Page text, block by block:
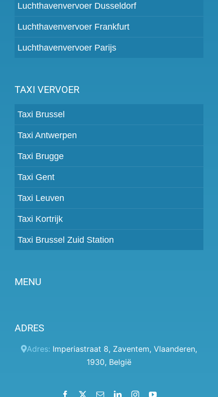
Luchthavenvervoer Dusseldorf
Luchthavenvervoer Frankfurt
Luchthavenvervoer Parijs
TAXI VERVOER
Taxi Brussel
Taxi Antwerpen
Taxi Brugge
Taxi Gent
Taxi Leuven
Taxi Kortrijk
Taxi Brussel Zuid Station
MENU
Prijzen
Klantenpaneel
Algemene voorwaarden
ADRES
Adres: Imperiastraat 8, Zaventem, Vlaanderen,
1930, België
Facebook EmailLinkedInInstagramYouTube